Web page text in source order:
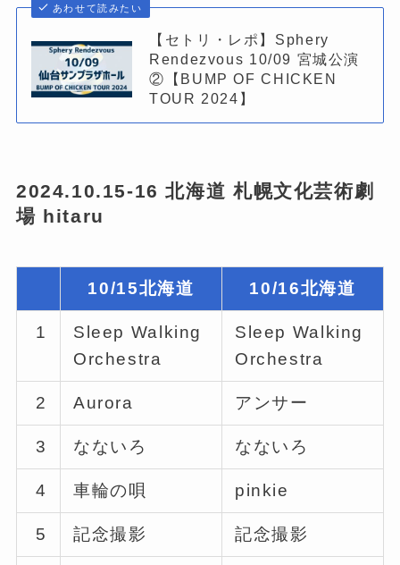
あわせて読みたい
【セトリ・レポ】Sphery
Rendezvous 10/09 宮城公演
②【BUMP OF CHICKEN
TOUR 2024】
2024.10.15-16 北海道 札幌文化芸術劇
場 hitaru
10/15北海道 10/16北海道
1
Sleep Walking
Orchestra
Sleep Walking
Orchestra
2 Aurora アンサー
3 なないろ なないろ
4 車輪の唄 pinkie
5 記念撮影 記念撮影